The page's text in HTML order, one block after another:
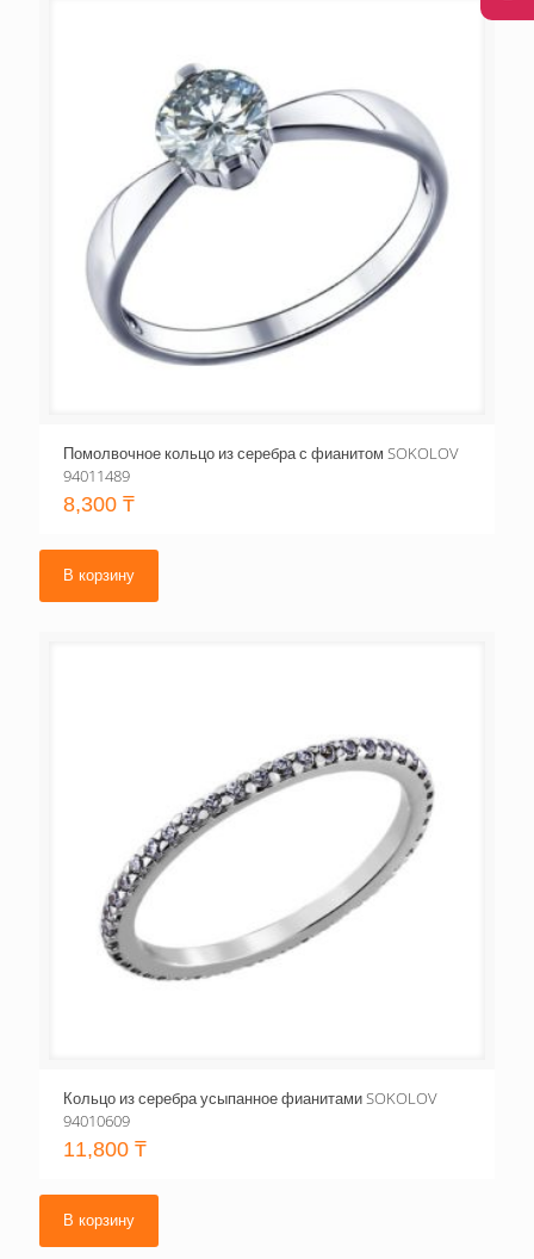
Помолвочное кольцо из серебра с фианитом SOKOLOV
94011489
8,300 ₸
В корзину
Кольцо из серебра усыпанное фианитами SOKOLOV
94010609
11,800 ₸
В корзину